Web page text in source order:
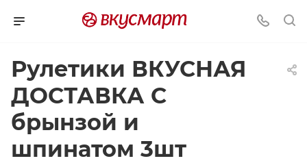
Рулетики ВКУСНАЯ
ДОСТАВКА С
брынзой и
шпинатом 3шт